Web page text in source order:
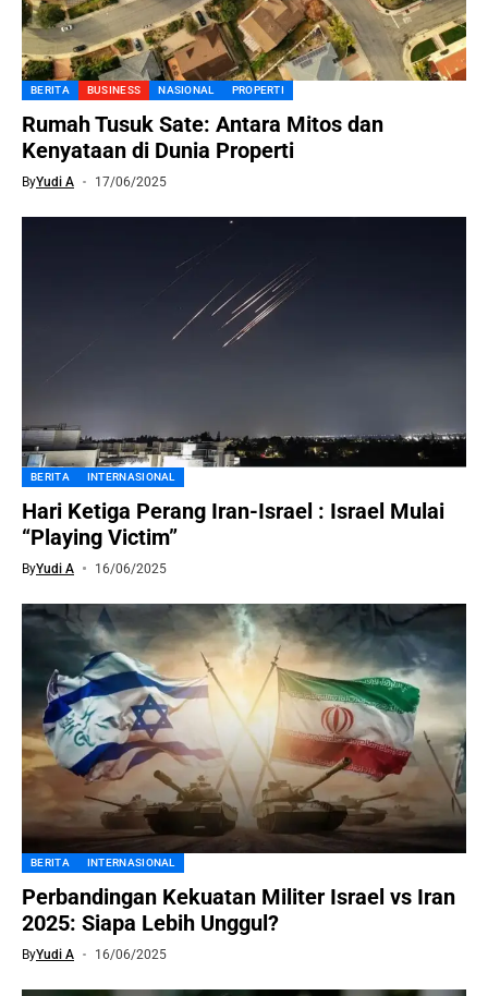
BERITA BUSINESS NASIONAL PROPERTI
Rumah Tusuk Sate: Antara Mitos dan
Kenyataan di Dunia Properti
ByYudi A 17/06/2025
BERITA INTERNASIONAL
Hari Ketiga Perang Iran-Israel : Israel Mulai
“Playing Victim”
ByYudi A 16/06/2025
BERITA INTERNASIONAL
Perbandingan Kekuatan Militer Israel vs Iran
2025: Siapa Lebih Unggul?
ByYudi A 16/06/2025